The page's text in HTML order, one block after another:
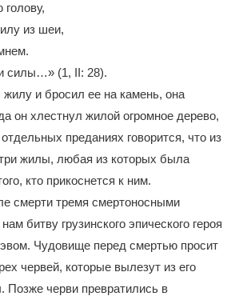
из шеи,
силы…» (1, II: 28).
и бросил ее на камень, она
он хлестнул жилой огромное дерево,
преданиях говорится, что из
жилы, любая из которых была
кто прикоснется к ним.
смерти тремя смертоносными
битву грузинского эпического героя
Чудовище перед смертью просит
червей, которые вылезут из его
Позже черви превратились в